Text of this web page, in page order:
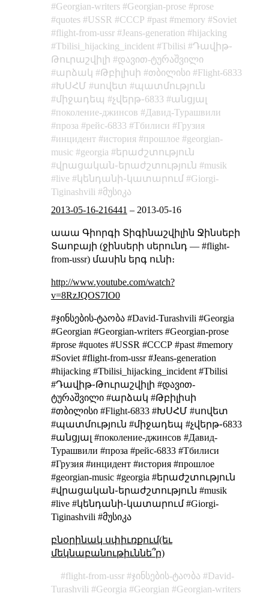
Georgian-writers
Georgian-prose
prose
quotes
USSR СССР past memory
Soviet
flight-from-ussr
Jeans-generation
hijacking
Tbilisi_hijacking_incident
Tbilisi
Դավիթ֊
Թուրաշվիլի
დავით-ტურაშვილი
արձակ
Թբիլիսի თბილისი
Flight-6833
ԽՍՀՄ
սովետ
պատմություն
միջադեպ
չվերթ֊6833
անցյալ
поколение-джинсов
Давид-Турашвили
проза
рейс-6833 Тбилиси
Грузия
инцидент
история прошлое
georgian-
music
georgia
երաժշտություն
վրացական֊երաժշտություն
musik
live
կենդանի֊կատարում
Giorgi-
Tiginashvili
მუსიკა
2013-05-16-216441 – 2013-05-16
աաա Գիորգի Տիգինաշվիլին Ջինսեբի
Տաոբայի (ջինսերի սերունդ — #flight-
from-ussr) մասին երգ ունի։
http://www.youtube.com/watch?
v=8RzJQOS7IO0
#ჯინსების-ტაობა #David-Turashvili #Georgia
#Georgian #Georgian-writers #Georgian-prose
#prose #quotes #USSR #СССР #past #memory
#Soviet #flight-from-ussr #Jeans-generation
#hijacking #Tbilisi_hijacking_incident #Tbilisi
#Դավիթ֊Թուրաշվիլի #დავით-
ტურაშვილი #արձակ #Թբիլիսի
#თბილისი #Flight-6833 #ԽՍՀՄ #սովետ
#պատմություն #միջադեպ #չվերթ֊6833
#անցյալ #поколение-джинсов #Давид-
Турашвили #проза #рейс-6833 #Тбилиси
#Грузия #инцидент #история #прошлое
#georgian-music #georgia #երաժշտություն
#վրացական֊երաժշտություն #musik
#live #կենդանի֊կատարում #Giorgi-
Tiginashvili #მუსიკა
բնօրինակ սփիւռքում(եւ
մեկնաբանութիւննե՞ր)
flight-from-ussr ჯინსების-ტაობა
David-
Turashvili
Georgia Georgian
Georgian-writers